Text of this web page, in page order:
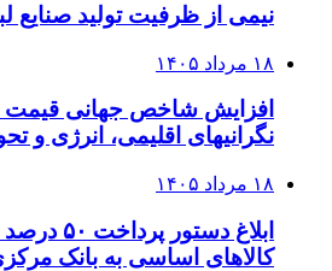
نیمی از ظرفیت تولید صنایع
۱۸ مرداد ۱۴۰۵
افزایش شاخص جهانی قیمت
نگرانیهای اقلیمی، انرژی و
۱۸ مرداد ۱۴۰۵
ابلاغ
کالاهای اساسی به بانک